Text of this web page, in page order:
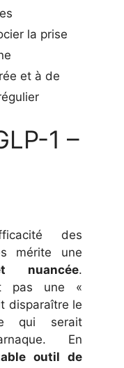
la prise
et à de
1 –
des
mérite une
nuancée.
pas une «
disparaître le
qui serait
En
outil de